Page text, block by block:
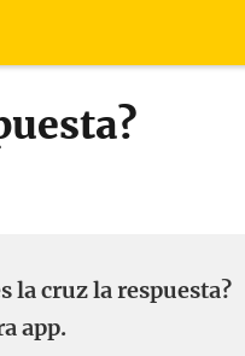
la cruz la respuesta?
app.